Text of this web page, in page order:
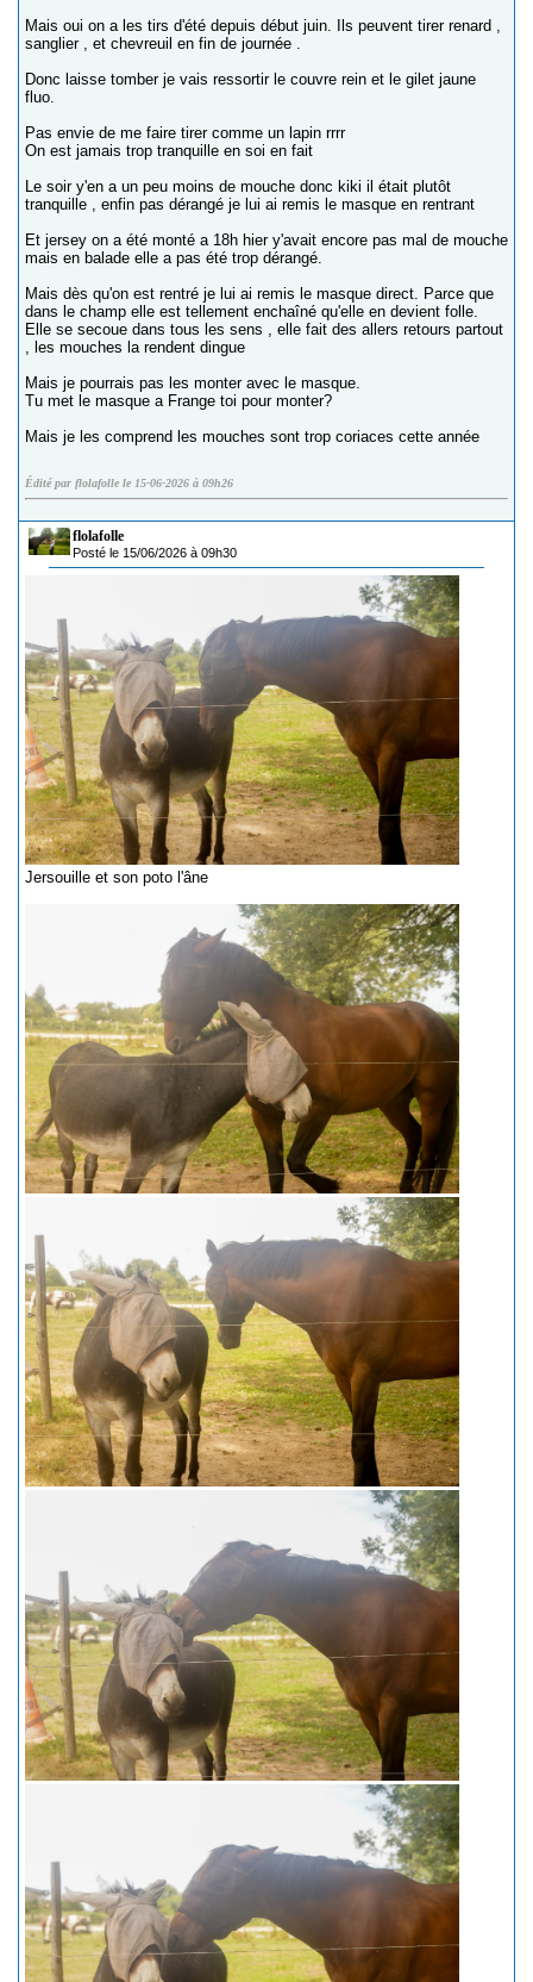
Mais oui on a les tirs d'été depuis début juin. Ils peuvent tirer renard ,
sanglier , et chevreuil en fin de journée .
Donc laisse tomber je vais ressortir le couvre rein et le gilet jaune
fluo.
Pas envie de me faire tirer comme un lapin rrrr
On est jamais trop tranquille en soi en fait
Le soir y'en a un peu moins de mouche donc kiki il était plutôt
tranquille , enfin pas dérangé je lui ai remis le masque en rentrant
Et jersey on a été monté a 18h hier y'avait encore pas mal de mouche
mais en balade elle a pas été trop dérangé.
Mais dès qu'on est rentré je lui ai remis le masque direct. Parce que
dans le champ elle est tellement enchaîné qu'elle en devient folle.
Elle se secoue dans tous les sens , elle fait des allers retours partout
, les mouches la rendent dingue
Mais je pourrais pas les monter avec le masque.
Tu met le masque a Frange toi pour monter?
Mais je les comprend les mouches sont trop coriaces cette année
Édité par flolafolle le 15-06-2026 à 09h26
flolafolle
Posté le 15/06/2026 à 09h30
Jersouille et son poto l'âne